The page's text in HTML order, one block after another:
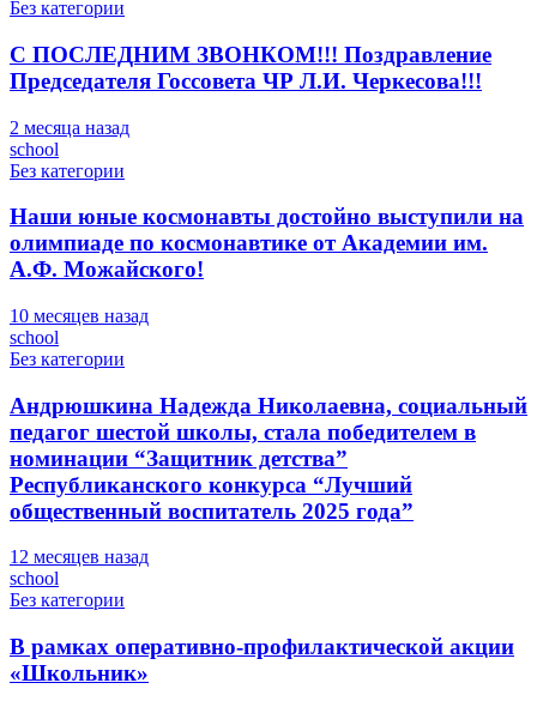
Без категории
С ПОСЛЕДНИМ ЗВОНКОМ!!! Поздравление
Председателя Госсовета ЧР Л.И. Черкесова!!!
2 месяца назад
school
Без категории
Наши юные космонавты достойно выступили на
олимпиаде по космонавтике от Академии им.
А.Ф. Можайского!
10 месяцев назад
school
Без категории
Андрюшкина Надежда Николаевна, социальный
педагог шестой школы, стала победителем в
номинации “Защитник детства”
Республиканского конкурса “Лучший
общественный воспитатель 2025 года”
12 месяцев назад
school
Без категории
В рамках оперативно-профилактической акции
«Школьник»